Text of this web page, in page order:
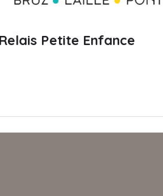
Relais Petite Enfance